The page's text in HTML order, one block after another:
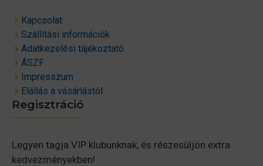
Kapcsolat
Szállítási információk
Adatkezelési tájékoztató
ÁSZF
Impresszum
Elállás a vásárlástól
Regisztráció
Legyen tagja VIP klubunknak, és részesüljön extra
kedvezményekben!